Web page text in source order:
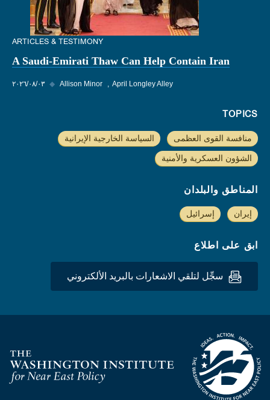
ARTICLES & TESTIMONY
A Saudi-Emirati Thaw Can Help Contain Iran
٠٣‏/٠٨‏/٢٠٢٦ ◆ Allison Minor April Longley Alley
TOPICS
منافسة القوى العظمى السياسة الخارجية الإيرانية
الشؤون العسكرية والأمنية
المناطق والبلدان
إيران إسرائيل
ابق على اطلاع
سجِّل لتلقي الاشعارات بالبريد الألكتروني
Homepage